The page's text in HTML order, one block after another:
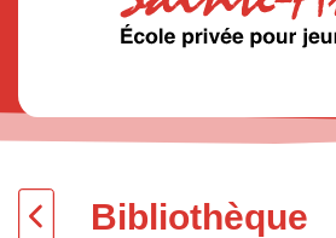
Bibliothèque